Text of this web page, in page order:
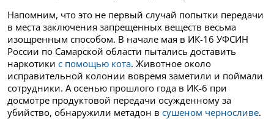
Напомним, что это не первый случай попытки передачи
в места заключения запрещенных веществ весьма
изощренным способом. В начале мая в ИК-16 УФСИН
России по Самарской области пытались доставить
наркотики с помощью кота. Животное около
исправительной колонии вовремя заметили и поймали
сотрудники. А осенью прошлого года в ИК-6 при
досмотре продуктовой передачи осужденному за
убийство, обнаружили метадон в сушеном черносливе.